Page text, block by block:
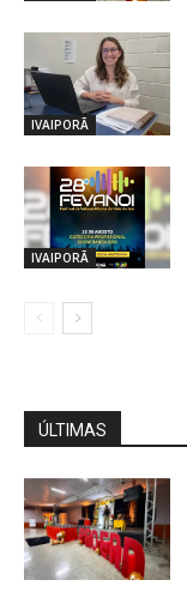
IVAIPORÃ
IVAIPORÃ
ÚLTIMAS